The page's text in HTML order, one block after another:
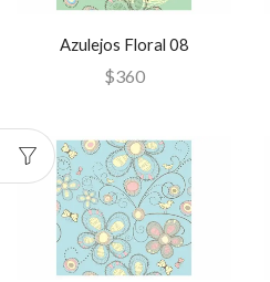
Azulejos Floral 08
$360